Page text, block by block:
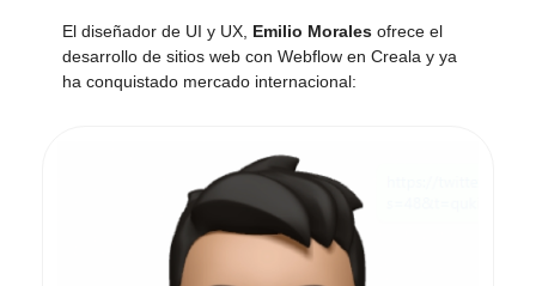
El diseñador de UI y UX, Emilio Morales ofrece el
desarrollo de sitios web con Webflow en Creala y ya
ha conquistado mercado internacional: